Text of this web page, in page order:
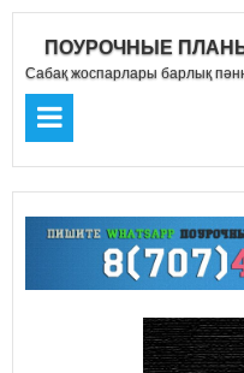
ПОУРОЧНЫЕ
Сабақ жоспарлары барлық